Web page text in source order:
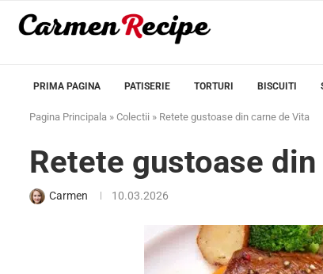
PRIMA PAGINA PATISERIE TORTURI BISCUITI
Pagina Principala » Colectii » Retete gustoase din carne de Vita
Retete gustoase
Carmen 10.03.2026